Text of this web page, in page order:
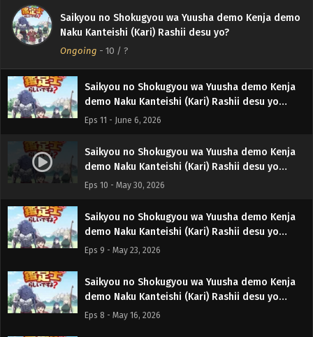
Saikyou no Shokugyou wa Yuusha demo Kenja demo
Naku Kanteishi (Kari) Rashii desu yo?
Ongoing - 10 / ?
Saikyou no Shokugyou wa Yuusha demo Kenja
demo Naku Kanteishi (Kari) Rashii desu yo
Episodio 12 Sub Español
Eps 12 - June 13, 2026
Saikyou no Shokugyou wa Yuusha demo Kenja
demo Naku Kanteishi (Kari) Rashii desu yo
Episodio 11 Sub Español
Eps 11 - June 6, 2026
Saikyou no Shokugyou wa Yuusha demo Kenja
demo Naku Kanteishi (Kari) Rashii desu yo
Episodio 10 Sub Español
Eps 10 - May 30, 2026
Saikyou no Shokugyou wa Yuusha demo Kenja
demo Naku Kanteishi (Kari) Rashii desu yo
Episodio 9 Sub Español
Eps 9 - May 23, 2026
Saikyou no Shokugyou wa Yuusha demo Kenja
demo Naku Kanteishi (Kari) Rashii desu yo
Episodio 8 Sub Español
Eps 8 - May 16, 2026